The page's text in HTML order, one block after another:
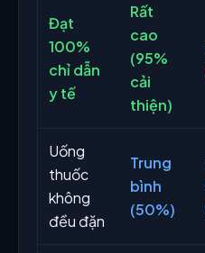
Đạt
100%
chỉ dẫn
y tế
Rất
cao
(95%
cải
thiện)
Uống
thuốc
không
đều đặn
Trung
bình
(50%)